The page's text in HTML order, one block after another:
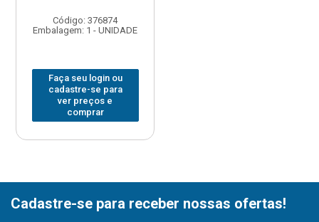
Código: 376874
Embalagem: 1 - UNIDADE
Faça seu login ou
cadastre-se para
ver preços e
comprar
Cadastre-se para receber nossas ofertas!